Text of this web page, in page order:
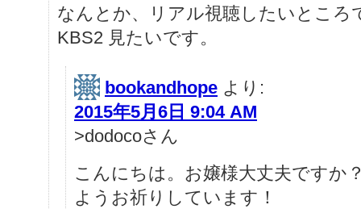
なんとか、リアル視聴したいところ
KBS2 見たいです。
bookandhope より:
2015年5月6日 9:04 AM
>dodocoさん
こんにちは。お嬢様大丈夫ですか
ようお祈りしています！